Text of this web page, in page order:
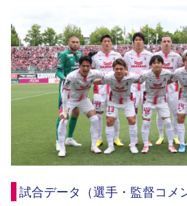
観戦マナー&ルール
ビジターサポーター観
スタジアム
YANMAR HANASAKA STADIUM
DAZNで観戦
DAZNで観戦
アウェイツアー
よくある質問
パートナー企業募集中 セレッソ大阪VISA
セレッソアイデアちょうだいな 応援商店街
Lise（ライセンスビジネス）
サステナビリティ
サステナビリティポリシー SDGsのゴール
活動レポート
SPORT POSITIVE LEAGUES
スポーツクラブ
関連団体/施設
SAKURA SOCIO SAKURA POINT Program
まいセレチケット 会員規定 婚姻届・出生
ニュース
すべて チーム グッズ チケット イベン
ホームタウン パートナー スポーツクラブ
レディース
アカデミー
試合データ（選手・監督コメ